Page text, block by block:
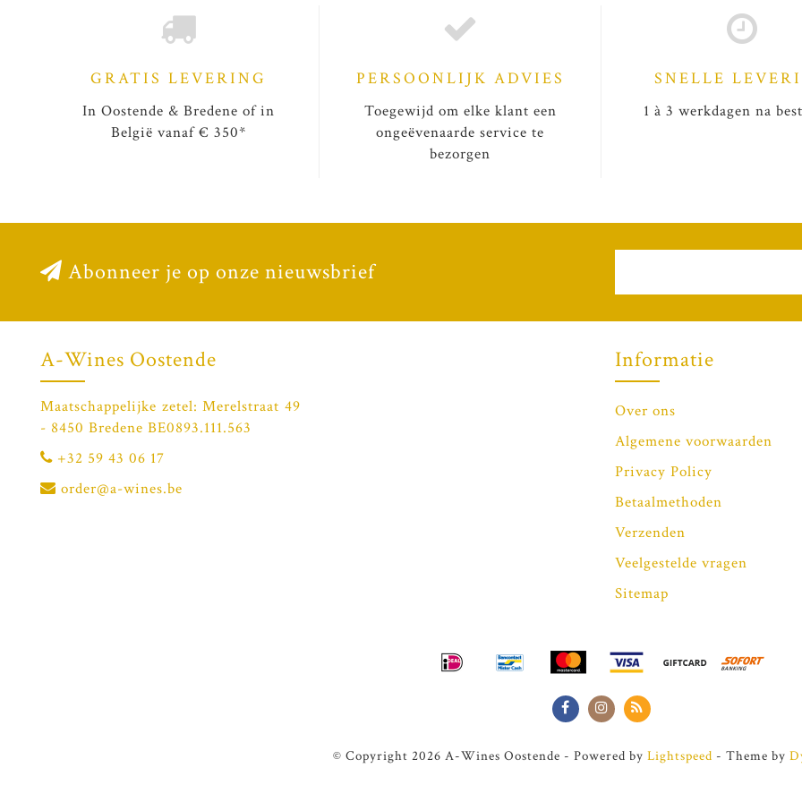
GRATIS LEVERING
In Oostende & Bredene of in
België vanaf € 350*
PERSOONLIJK ADVIES
Toegewijd om elke klant een
ongeëvenaarde service te
bezorgen
SNELLE
1 à 3 werkdagen na
Abonneer je op onze nieuwsbrief
A-Wines Oostende
Maatschappelijke zetel: Merelstraat 49
- 8450 Bredene BE0893.111.563
+32 59 43 06 17
order@a-wines.be
Informatie
Over ons
Algemene voorwaarden
Privacy Policy
Betaalmethoden
Verzenden
Veelgestelde vragen
Sitemap
© Copyright 2026 A-Wines Oostende - Powered by Lightspeed - Theme by